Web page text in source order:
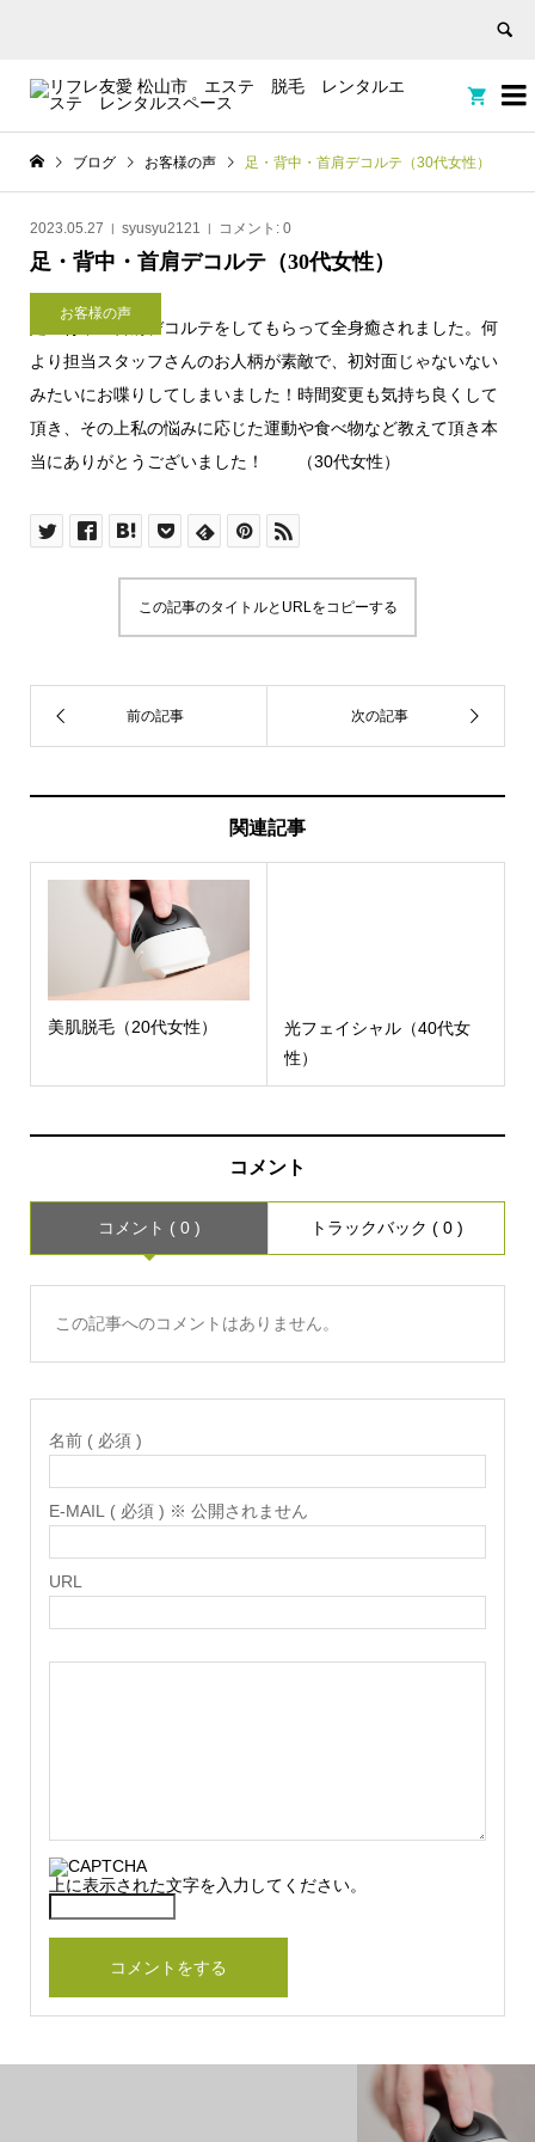

ブログ お客様の声 足・背中・首肩デコルテ（30代女性）
2023.05.27 syusyu2121 コメント: 0
足・背中・首肩デコルテ（30代女性）
お客様の声
足・背中・首肩デコルテをしてもらって全身癒されました。何
より担当スタッフさんのお人柄が素敵で、初対面じゃないない
みたいにお喋りしてしまいました！時間変更も気持ち良くして
頂き、その上私の悩みに応じた運動や食べ物など教えて頂き本
当にありがとうございました！ （30代女性）
この記事のタイトルとURLをコピーする
関連記事
美肌脱毛（20代女性）
光フェイシャル（40代女
性）
コメント
コメント ( 0 ) トラックバック ( 0 )
この記事へのコメントはありません。
名前 ( 必須 )
E-MAIL ( 必須 ) ※ 公開されません
URL
上に表示された文字を入力してください。